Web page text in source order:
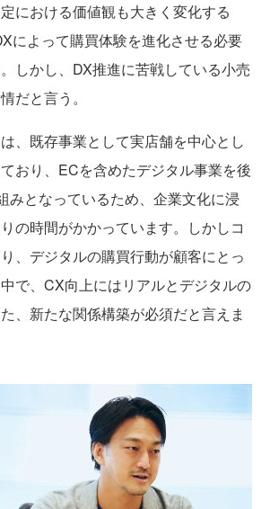
における価値観も大きく変化する
によって購買体験を進化させる必要
しかし、DX推進に苦戦している小売
だと言う。
、既存事業として実店舗を中心とし
おり、ECを含めたデジタル事業を後
みとなっているため、企業文化に浸
の時間がかかっています。しかしコ
、デジタルの購買行動が顧客にとっ
で、CX向上にはリアルとデジタルの
、新たな関係構築が必須だと言えま